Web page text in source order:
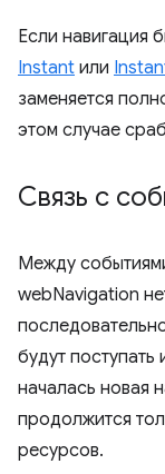
Если навигация
Instant или
заменяется
этом случае
Связь с
Между
webNavigation
будут
началась новая
продолжится
ресурсов.